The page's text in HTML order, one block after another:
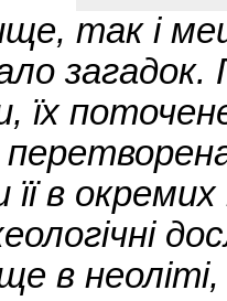
так і
загадок.
їх
в
в